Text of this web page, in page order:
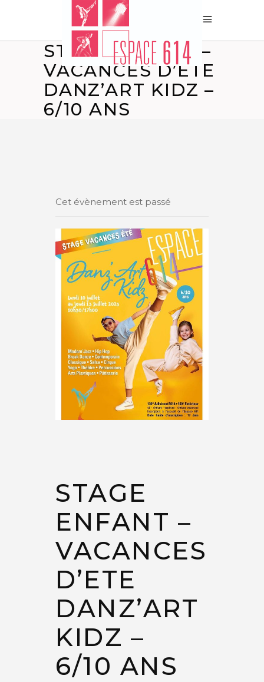
STAGE ENFANT –
VACANCES D’ETE
DANZ’ART KIDZ –
6/10 ANS
Cet évènement est passé
STAGE
ENFANT –
VACANCES
D’ETE
DANZ’ART
KIDZ –
6/10 ANS